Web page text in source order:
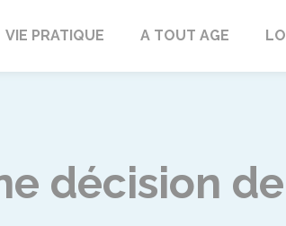
VIE PRATIQUE A TOUT AGE
décision